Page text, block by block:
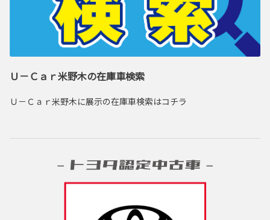
Ｕ－Ｃａｒ米野木の在庫車検索
Ｕ－Ｃａｒ米野木に展示の在庫車検索はコチラ